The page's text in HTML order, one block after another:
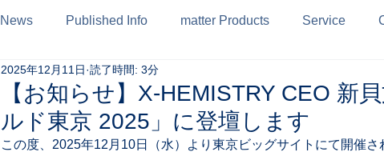
News Published Info matter Products Service
【お知らせ】X-HEMISTRY CEO 新
ルド東京 2025」に登壇します
2025年12月11日 読了時間: 3分
この度、2025年12月10日（水）より東京ビッグサイトにて開催